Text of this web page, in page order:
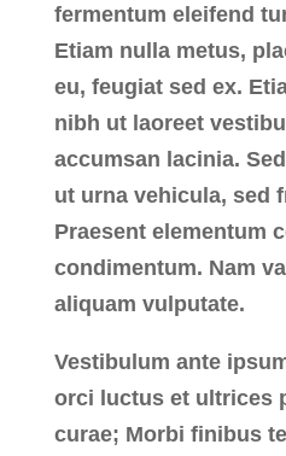
fermentum eleifend
Etiam nulla metus,
eu, feugiat sed ex.
nibh ut laoreet
accumsan lacinia.
ut urna vehicula, sed
Praesent elementum
condimentum. Nam
aliquam vulputate.
Vestibulum ante
orci luctus et ultrices
curae; Morbi finibus